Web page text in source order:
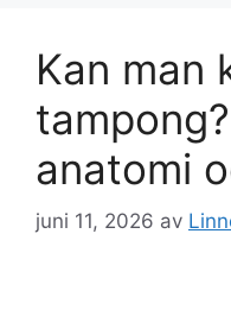
Kan man
anatomi
juni 11, 2026 av